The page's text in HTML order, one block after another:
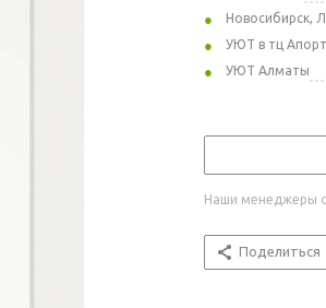
Новосибирск,
УЮТ в тц Апорт
УЮТ Алматы
Наши менеджеры
Поделиться